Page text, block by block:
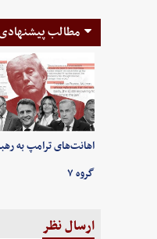
مطالب
اهانت‌های ترامپ به
گروه ۷
ارسال نظر